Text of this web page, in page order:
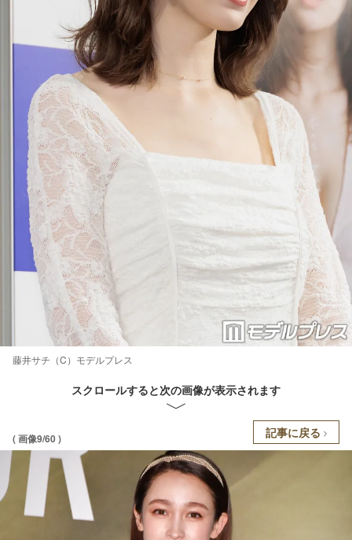
藤井サチ（C）モデルプレス
スクロールすると次の画像が表示されます
( 画像9/60 ) 記事に戻る